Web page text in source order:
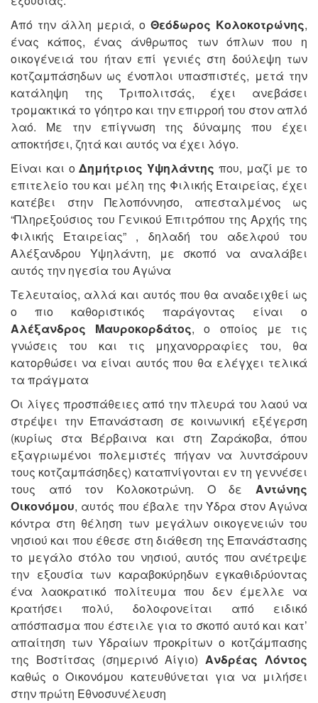
Από την άλλη μεριά, ο Θεόδωρος Κολοκοτρώνης,
ένας κάπος, ένας άνθρωπος των όπλων που η
οικογένειά του ήταν επί γενιές στη δούλεψη των
κοτζαμπάσηδων ως ένοπλοι υπασπιστές, μετά την
κατάληψη της Τριπολιτσάς, έχει ανεβάσει
τρομακτικά το γόητρο και την επιρροή του στον απλό
λαό. Με την επίγνωση της δύναμης που έχει
αποκτήσει, ζητά και αυτός να έχει λόγο.
Είναι και οΔημήτριος Υψηλάντης που, μαζί με το
επιτελείο του και μέλη της Φιλικής Εταιρείας, έχει
κατέβει στην Πελοπόννησο, απεσταλμένος ως
“Πληρεξούσιος του Γενικού Επιτρόπου της Αρχής της
Φιλικής Εταιρείας” , δηλαδή του αδελφού του
Αλέξανδρου Υψηλάντη, με σκοπό να αναλάβει
αυτός την ηγεσία του Αγώνα
Τελευταίος, αλλά και αυτός που θα αναδειχθεί ως
ο πιο καθοριστικός παράγοντας είναι ο
Αλέξανδρος Μαυροκορδάτος, ο οποίος με τις
γνώσεις του και τις μηχανορραφίες του, θα
κατορθώσει να είναι αυτός που θα ελέγχει τελικά
τα πράγματα
Οι λίγες προσπάθειες από την πλευρά του λαού να
στρέψει την Επανάσταση σε κοινωνική εξέγερση
(κυρίως στα Βέρβαινα και στη Ζαράκοβα, όπου
εξαγριωμένοι πολεμιστές πήγαν να λυντσάρουν
τους κοτζαμπάσηδες) καταπνίγονται εν τη γεννέσει
τους από τον Κολοκοτρώνη. Ο δε Αντώνης
Οικονόμου, αυτός που έβαλε την Ύδρα στον Αγώνα
κόντρα στη θέληση των μεγάλων οικογενειών του
νησιού και που έθεσε στη διάθεση της Επανάστασης
το μεγάλο στόλο του νησιού, αυτός που ανέτρεψε
την εξουσία των καραβοκύρηδων εγκαθιδρύοντας
ένα λαοκρατικό πολίτευμα που δεν έμελλε να
κρατήσει πολύ, δολοφονείται από ειδικό
απόσπασμα που έστειλε για το σκοπό αυτό και κατ’
απαίτηση των Υδραίων προκρίτων ο κοτζάμπασης
της Βοστίτσας (σημερινό Αίγιο)Ανδρέας Λόντος
καθώς ο Οικονόμου κατευθύνεται για να μιλήσει
στην πρώτη Εθνοσυνέλευση